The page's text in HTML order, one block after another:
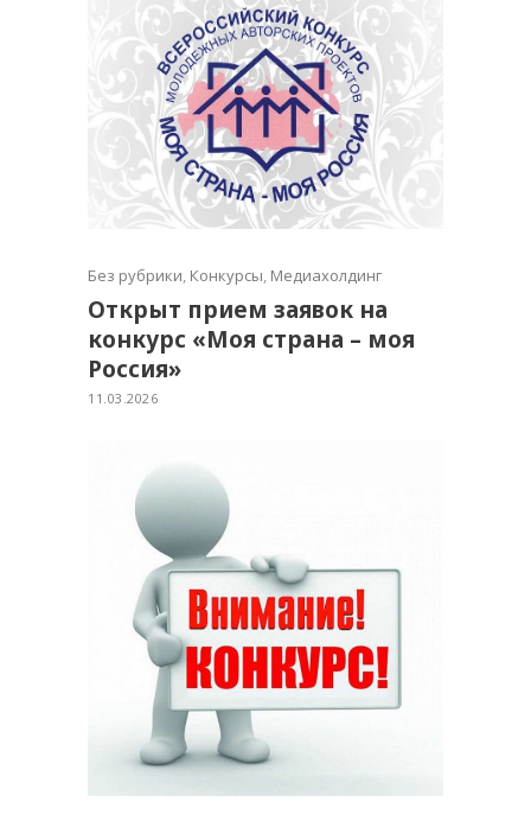
Без рубрики, Конкурсы, Медиахолдинг
Открыт прием заявок на
конкурс «Моя страна – моя
Россия»
11.03.2026